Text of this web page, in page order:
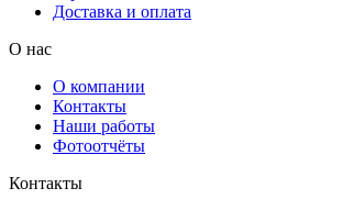
Доставка и оплата
О нас
О компании
Контакты
Наши работы
Фотоотчёты
Контакты